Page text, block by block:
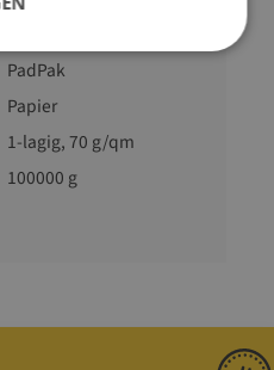
PadPak
Papier
1-lagig, 70 g/qm
100000 g